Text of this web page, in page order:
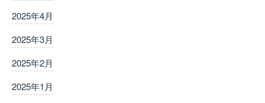
2025年4月
2025年3月
2025年2月
2025年1月